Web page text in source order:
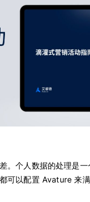
个人数据的处理是一
可以配置 Avature 来